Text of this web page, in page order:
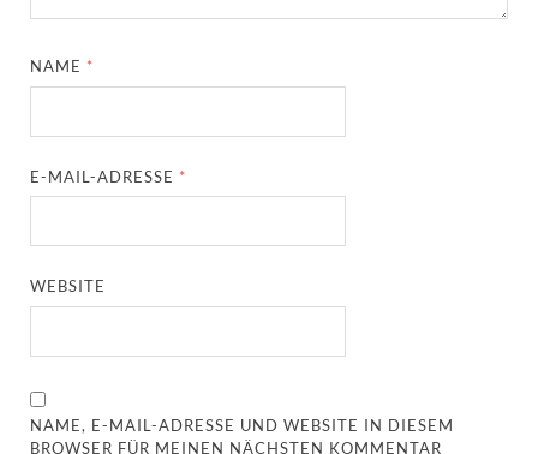
NAME *
E-MAIL-ADRESSE *
WEBSITE
NAME, E-MAIL-ADRESSE UND WEBSITE IN DIESEM
BROWSER FÜR MEINEN NÄCHSTEN KOMMENTAR